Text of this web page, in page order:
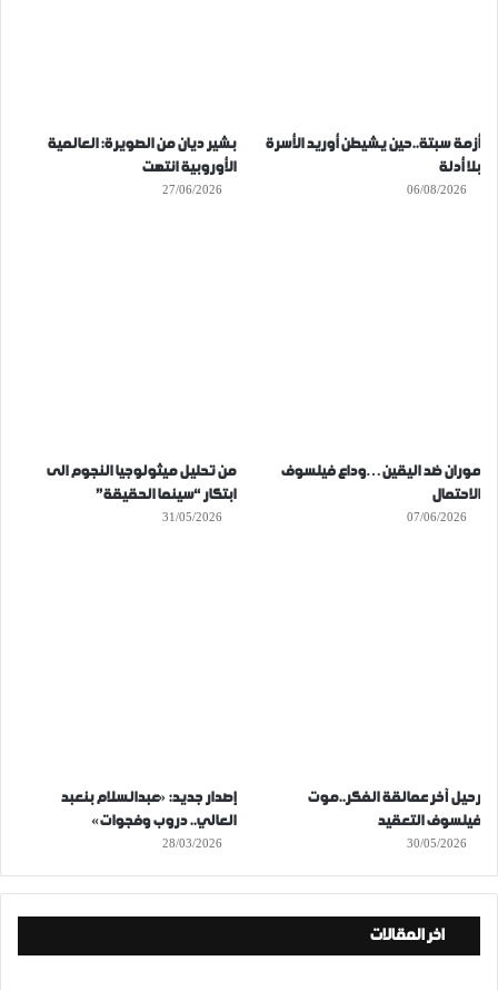
أزمة سبتة..حين يشيطن أوريد الأسرة
بلا أدلة
06/08/2026
بشير ديان من الصويرة: العالمية
الأوروبية انتهت
27/06/2026
موران ضد اليقين…وداع فيلسوف
الاحتمال
07/06/2026
من تحليل ميثولوجيا النجوم الى
ابتكار “سينما الحقيقة”
31/05/2026
رحيل آخر عمالقة الفكر..موت
فيلسوف التعقيد
30/05/2026
إصدار جديد: «عبدالسلام بنعبد
العالي.. دروب وفجوات»
28/03/2026
اخر المقالات